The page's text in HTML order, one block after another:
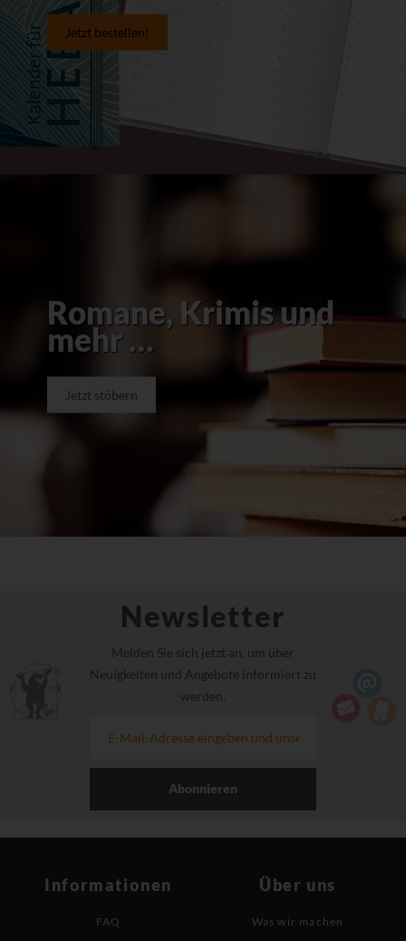
Jetzt bestellen!
Romane, Krimis und
mehr …
Jetzt stöbern
Newsletter
Melden Sie sich jetzt an, um über
Neuigkeiten und Angebote informiert zu
werden.
Abonnieren
Informationen
FAQ
Über uns
Was wir machen